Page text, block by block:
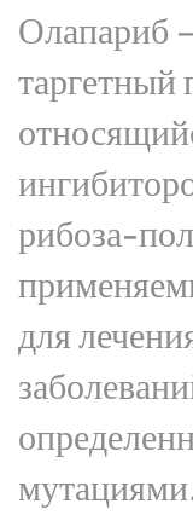
Олапариб
таргетный
рибоза-
для